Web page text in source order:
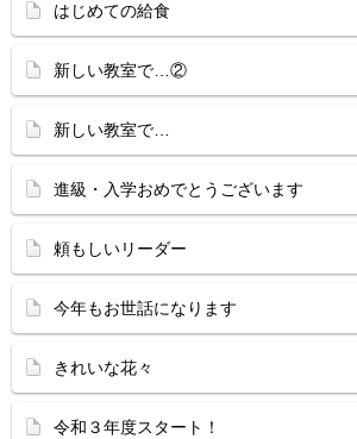
はじめての給食
新しい教室で…②
新しい教室で…
進級・入学おめでとうございます
頼もしいリーダー
今年もお世話になります
きれいな花々
令和３年度スタート！